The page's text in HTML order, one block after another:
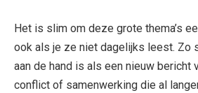
Het is slim om deze grote thema’s
ook als je ze niet dagelijks leest. Zo
aan de hand is als een nieuw bericht
conflict of samenwerking die al